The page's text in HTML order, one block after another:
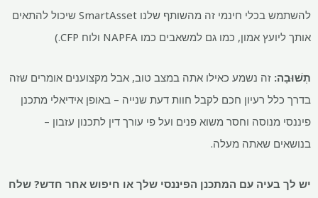
להשתמש בכלי חינמי זה מהשותף שלנו SmartAsset שיכול להתאים
אותך ליועץ אמון, כמו גם למשאבים כמו NAPFA ולוח CFP.)
תְשׁוּבָה: זה נשמע כאילו אתה במצב טוב, אבל מקצוענים אומרים שזה
בדרך כלל רעיון חכם לקבל חוות דעת שנייה – באופן אידיאלי מתכנן
פיננסי מנוסה וחסר משוא פנים ועל פי עורך דין לתכנון עזבון –
בנושאים שאתה מעלה.
יש לך בעיה עם המתכנן הפיננסי שלך או חיפוש אחר חדש? שלח